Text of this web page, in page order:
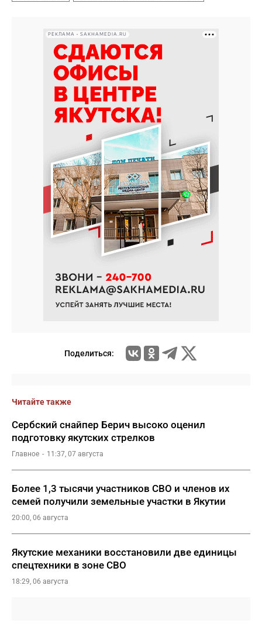
РЕКЛАМА • SAKHAMEDIA.RU
Поделиться:
Читайте также
Сербский снайпер Берич высоко оценил
подготовку якутских стрелков
Главное 11:37, 07 августа
Более 1,3 тысячи участников СВО и членов их
семей получили земельные участки в Якутии
20:00, 06 августа
Якутские механики восстановили две единицы
спецтехники в зоне СВО
18:29, 06 августа